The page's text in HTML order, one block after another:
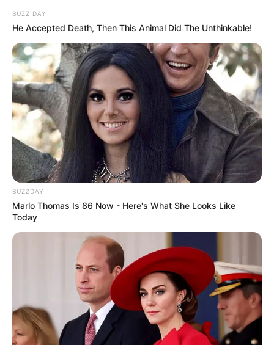
BUZZ DAY
He Accepted Death, Then This Animal Did The Unthinkable!
BUZZDAY
Marlo Thomas Is 86 Now - Here's What She Looks Like
Today